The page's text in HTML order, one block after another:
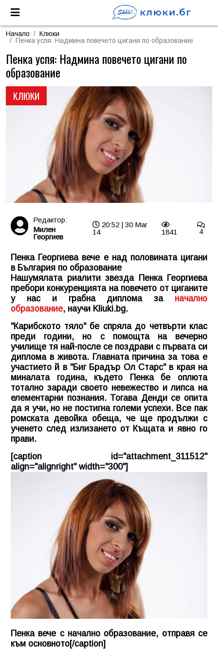
Начало
Клюки
Пенка успя: Надмина повечето цигани по образование
КЛЮКИ
Пенка успя: Надмина повечето цигани по
образование
Редактор:
Милен
Георгиев
20:52 | 30 Mar
14
1841 4
Пенка Георгиева вече е над половината цигани
в България по образование
Нашумялата риалити звезда Пенка Георгиева
пребори конкуренцията на повечето от циганите
у нас и грабна диплома за начално
образование, научи Kliuki.bg.
"Карибското тяло" бе спряла до четвърти клас
преди години, но с помощта на вечерно
училище тя най-после се поздрави с първата си
диплома в живота. Главната причина за това е
участието й в "Биг Брадър Ол Старс" в края на
миналата година, където Пенка бе оплюта
тотално заради своето невежество и липса на
елементарни познания. Тогава Денди се опита
да я учи, но не постигна големи успехи. Все пак
ромската девойка обеща, че ще продължи с
ученето след излизането от Къщата и явно го
прави.
[caption id="attachment_311512"
align="alignright" width="300"]
Пенка вече с начално образование, отправя се
към основното[/caption]